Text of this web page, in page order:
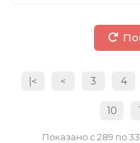
|< < 3 4
10
Показано с 289 по